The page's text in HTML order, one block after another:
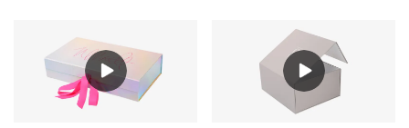
CaichengPrinting